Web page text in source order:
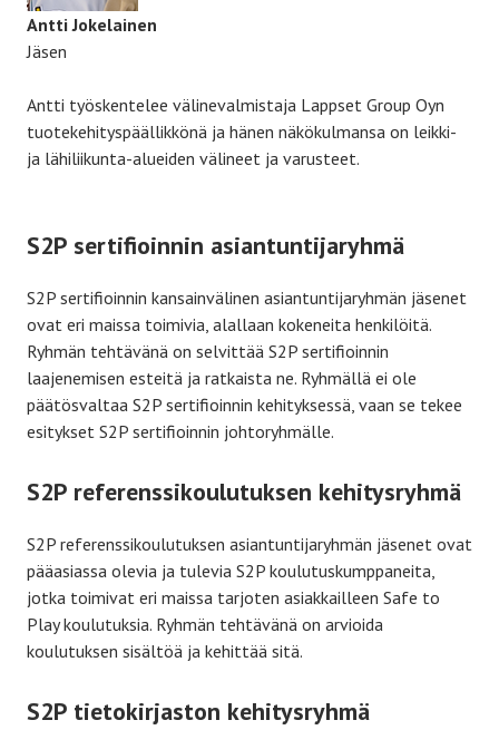
Antti Jokelainen
Jäsen
Antti työskentelee välinevalmistaja Lappset Group Oyn
tuotekehityspäällikkönä ja hänen näkökulmansa on leikki-
ja lähiliikunta-alueiden välineet ja varusteet.
S2P sertifioinnin asiantuntijaryhmä
S2P sertifioinnin kansainvälinen asiantuntijaryhmän jäsenet
ovat eri maissa toimivia, alallaan kokeneita henkilöitä.
Ryhmän tehtävänä on selvittää S2P sertifioinnin
laajenemisen esteitä ja ratkaista ne. Ryhmällä ei ole
päätösvaltaa S2P sertifioinnin kehityksessä, vaan se tekee
esitykset S2P sertifioinnin johtoryhmälle.
S2P referenssikoulutuksen kehitysryhmä
S2P referenssikoulutuksen asiantuntijaryhmän jäsenet ovat
pääasiassa olevia ja tulevia S2P koulutuskumppaneita,
jotka toimivat eri maissa tarjoten asiakkailleen Safe to
Play koulutuksia. Ryhmän tehtävänä on arvioida
koulutuksen sisältöä ja kehittää sitä.
S2P tietokirjaston kehitysryhmä